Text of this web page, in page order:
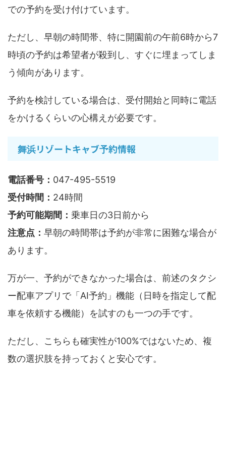
での予約を受け付けています。
ただし、早朝の時間帯、特に開園前の午前6時から7
時頃の予約は希望者が殺到し、すぐに埋まってしま
う傾向があります。
予約を検討している場合は、受付開始と同時に電話
をかけるくらいの心構えが必要です。
舞浜リゾートキャブ予約情報
電話番号： 047-495-5519
受付時間： 24時間
予約可能期間： 乗車日の3日前から
注意点： 早朝の時間帯は予約が非常に困難な場合が
あります。
万が一、予約ができなかった場合は、前述のタクシ
ー配車アプリで「AI予約」機能（日時を指定して配
車を依頼する機能）を試すのも一つの手です。
ただし、こちらも確実性が100%ではないため、複
数の選択肢を持っておくと安心です。